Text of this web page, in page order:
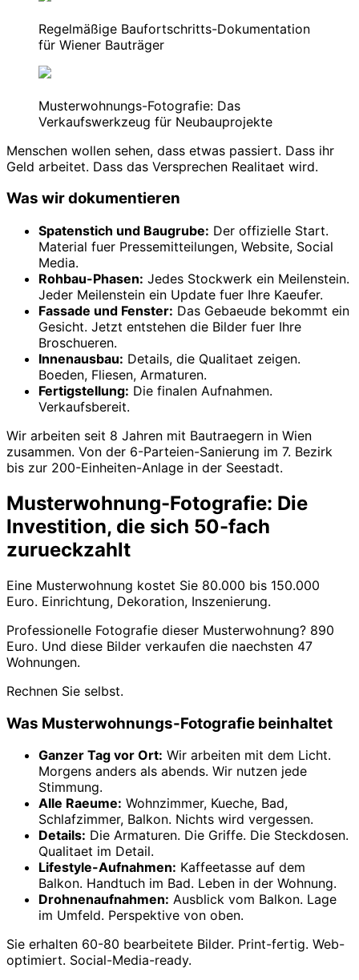
Regelmäßige Baufortschritts-Dokumentation
für Wiener Bauträger
Musterwohnungs-Fotografie: Das
Verkaufswerkzeug für Neubauprojekte
Menschen wollen sehen, dass etwas passiert. Dass ihr
Geld arbeitet. Dass das Versprechen Realitaet wird.
Was wir dokumentieren
Spatenstich und Baugrube: Der offizielle Start.
Material fuer Pressemitteilungen, Website, Social
Media.
Rohbau-Phasen: Jedes Stockwerk ein Meilenstein.
Jeder Meilenstein ein Update fuer Ihre Kaeufer.
Fassade und Fenster: Das Gebaeude bekommt ein
Gesicht. Jetzt entstehen die Bilder fuer Ihre
Broschueren.
Innenausbau: Details, die Qualitaet zeigen.
Boeden, Fliesen, Armaturen.
Fertigstellung: Die finalen Aufnahmen.
Verkaufsbereit.
Wir arbeiten seit 8 Jahren mit Bautraegern in Wien
zusammen. Von der 6-Parteien-Sanierung im 7. Bezirk
bis zur 200-Einheiten-Anlage in der Seestadt.
Musterwohnung-Fotografie: Die
Investition, die sich 50-fach
zurueckzahlt
Eine Musterwohnung kostet Sie 80.000 bis 150.000
Euro. Einrichtung, Dekoration, Inszenierung.
Professionelle Fotografie dieser Musterwohnung? 890
Euro. Und diese Bilder verkaufen die naechsten 47
Wohnungen.
Rechnen Sie selbst.
Was Musterwohnungs-Fotografie beinhaltet
Ganzer Tag vor Ort: Wir arbeiten mit dem Licht.
Morgens anders als abends. Wir nutzen jede
Stimmung.
Alle Raeume: Wohnzimmer, Kueche, Bad,
Schlafzimmer, Balkon. Nichts wird vergessen.
Details: Die Armaturen. Die Griffe. Die Steckdosen.
Qualitaet im Detail.
Lifestyle-Aufnahmen: Kaffeetasse auf dem
Balkon. Handtuch im Bad. Leben in der Wohnung.
Drohnenaufnahmen: Ausblick vom Balkon. Lage
im Umfeld. Perspektive von oben.
Sie erhalten 60-80 bearbeitete Bilder. Print-fertig. Web-
optimiert. Social-Media-ready.